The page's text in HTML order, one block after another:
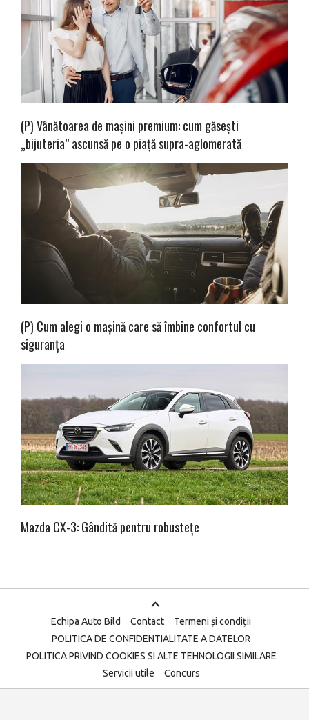
(P) Vânătoarea de mașini premium: cum găsești
„bijuteria” ascunsă pe o piață supra-aglomerată
(P) Cum alegi o mașină care să îmbine confortul cu
siguranța
Mazda CX-3: Gândită pentru robustețe
Echipa Auto Bild Contact
Termeni și condiții
POLITICA DE CONFIDENTIALITATE A DATELOR
POLITICA PRIVIND COOKIES SI ALTE TEHNOLOGII SIMILARE
Servicii utile
Concurs